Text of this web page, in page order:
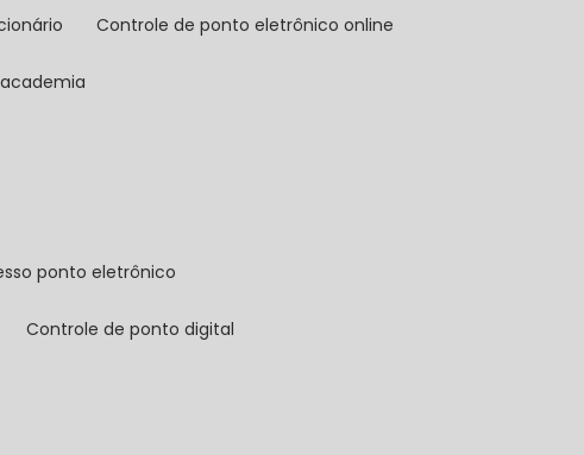
controle de ponto eletrônico online
ponto eletrônico
controle de ponto digital